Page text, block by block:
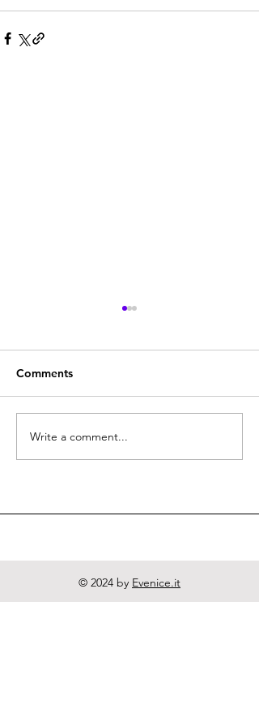
Quodlibeta Cartesiana
Comments
Write a comment...
© 2024 by Evenice.it